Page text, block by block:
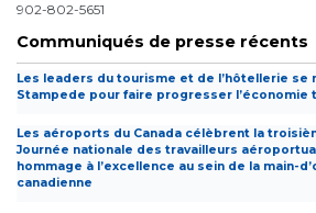
902-802-5651
Communiqués de presse récents
Les leaders du tourisme et de l’hôtellerie se
Stampede pour faire progresser l’économie
Les aéroports du Canada célèbrent la
Journée nationale des travailleurs
hommage à l’excellence au sein de la main-
canadienne